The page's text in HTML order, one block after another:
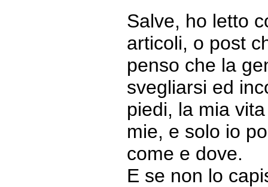
Salve, ho letto
articoli, o post
penso che la
svegliarsi ed
piedi, la mia
mie, e solo io
come e dove.
E se non lo